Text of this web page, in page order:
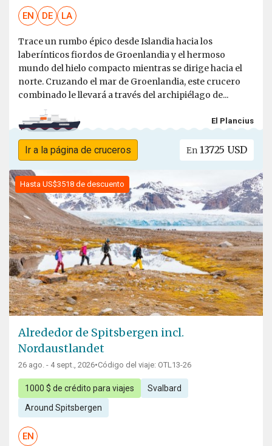
EN DE LA
Trace un rumbo épico desde Islandia hacia los
laberínticos fiordos de Groenlandia y el hermoso
mundo del hielo compacto mientras se dirige hacia el
norte. Cruzando el mar de Groenlandia, este crucero
combinado le llevará a través del archipiélago de...
El Plancius
Ir a la página de cruceros En 13725 USD
Hasta US$3518 de descuento
Alrededor de Spitsbergen incl.
Nordaustlandet
26 ago. - 4 sept., 2026•Código del viaje: OTL13-26
1000 $ de crédito para viajes Svalbard
Around Spitsbergen
EN